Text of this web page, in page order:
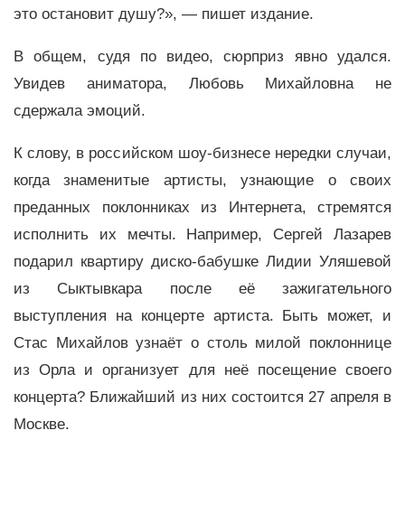
это остановит душу?», — пишет издание.
В общем, судя по видео, сюрприз явно удался.
Увидев аниматора, Любовь Михайловна не
сдержала эмоций.
К слову, в российском шоу-бизнесе нередки случаи,
когда знаменитые артисты, узнающие о своих
преданных поклонниках из Интернета, стремятся
исполнить их мечты. Например, Сергей Лазарев
подарил квартиру диско-бабушке Лидии Уляшевой
из Сыктывкара после её зажигательного
выступления на концерте артиста. Быть может, и
Стас Михайлов узнаёт о столь милой поклоннице
из Орла и организует для неё посещение своего
концерта? Ближайший из них состоится 27 апреля в
Москве.